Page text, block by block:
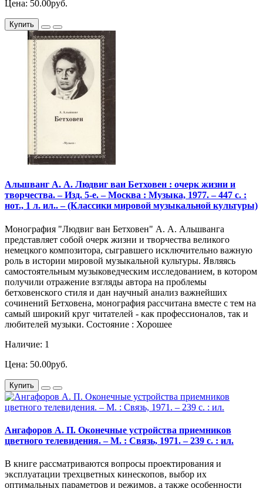
Цена: 50.00руб.
Купить
Альшванг А. А. Людвиг ван Бетховен : очерк жизни и
творчества. – Изд. 5-е. – Москва : Музыка, 1977. – 447 с. :
нот., 1 л. ил.. – (Классики мировой музыкальной культуры)
Монография "Людвиг ван Бетховен" А. А. Альшванга
представляет собой очерк жизни и творчества великого
немецкого композитора, сыгравшего исключительно важную
роль в истории мировой музыкальной культуры. Являясь
самостоятельным музыковедческим исследованием, в котором
получили отражение взгляды автора на проблемы
бетховенского стиля и дан научный анализ важнейших
сочинений Бетховена, монография рассчитана вместе с тем на
самый широкий круг читателей - как профессионалов, так и
любителей музыки. Состояние : Хорошее
Наличие: 1
Цена: 50.00руб.
Купить
Ангафоров А. П. Оконечные устройства приемников
цветного телевидения. – М. : Связь, 1971. – 239 с. : ил.
В книге рассматриваются вопросы проектирования и
эксплуатации трехцветных кинескопов, выбор их
оптимальных параметров и режимов, а также особенности